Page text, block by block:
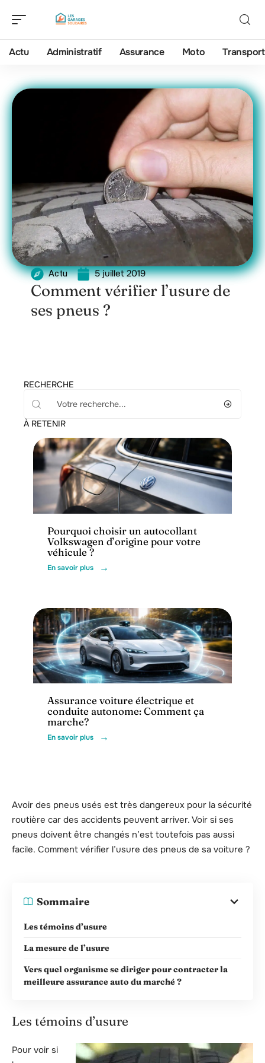
Actu Administratif Assurance Moto Transport
Actu 5 juillet 2019
Comment vérifier l’usure de
ses pneus ?
RECHERCHE
À RETENIR
Actu
Pourquoi choisir un autocollant
Volkswagen d’origine pour votre
véhicule ?
En savoir plus
Assurance
Assurance voiture électrique et
conduite autonome: Comment ça
marche?
En savoir plus
Avoir des pneus usés est très dangereux pour la sécurité
routière car des accidents peuvent arriver. Voir si ses
pneus doivent être changés n’est toutefois pas aussi
facile. Comment vérifier l’usure des pneus de sa voiture ?
Sommaire
Les témoins d’usure
La mesure de l’usure
Vers quel organisme se diriger pour contracter la
meilleure assurance auto du marché ?
Les témoins d’usure
Pour voir si